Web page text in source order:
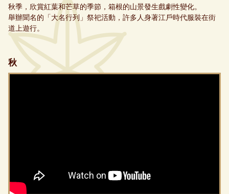
秋季，欣賞紅葉和芒草的季節，箱根的山景發生戲劇性變化。
舉辦聞名的「大名行列」祭祀活動，許多人身著江戶時代服裝在街
道上遊行。
秋